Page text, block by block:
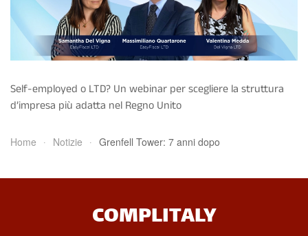
Self-employed o LTD? Un webinar per scegliere la struttura
d’impresa più adatta nel Regno Unito
Home Notizie Grenfell Tower: 7 anni dopo
COMPLITALY